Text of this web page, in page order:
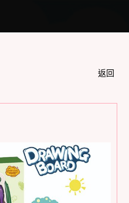
返回